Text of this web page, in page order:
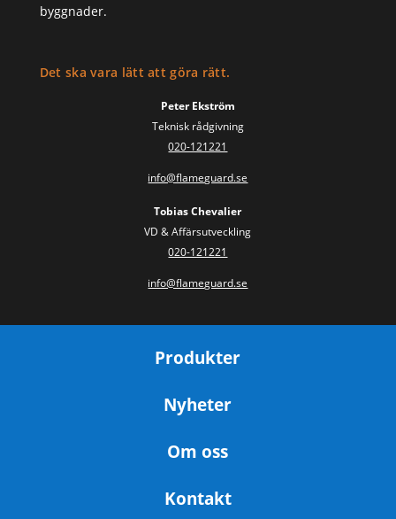
byggnader.
Det ska vara lätt att göra rätt.
Peter Ekström
Teknisk rådgivning
020-121221
info@flameguard.se
Tobias Chevalier
VD & Affärsutveckling
020-121221
info@flameguard.se
Produkter
Nyheter
Om oss
Kontakt